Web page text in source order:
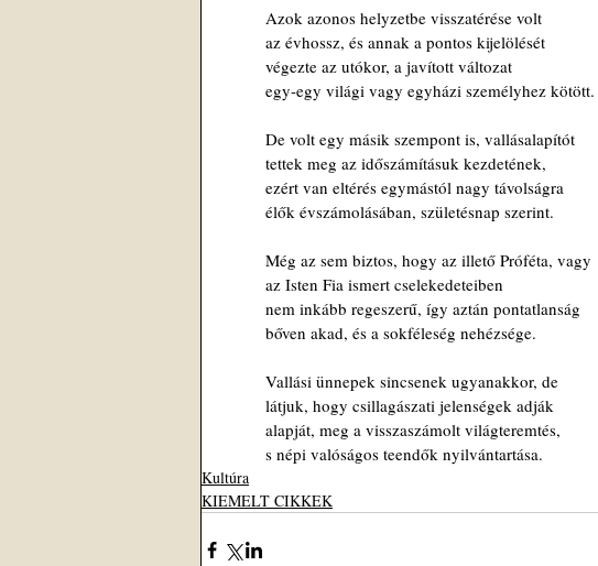
Azok azonos helyzetbe visszatérése volt
az évhossz, és annak a pontos kijelölését
végezte az utókor, a javított változat
egy-egy világi vagy egyházi személyhez kötött.
De volt egy másik szempont is, vallásalapítót
tettek meg az időszámításuk kezdetének,
ezért van eltérés egymástól nagy távolságra
élők évszámolásában, születésnap szerint.
Még az sem biztos, hogy az illető Próféta, vagy
az Isten Fia ismert cselekedeteiben
nem inkább regeszerű, így aztán pontatlanság
bőven akad, és a sokféleség nehézsége.
Vallási ünnepek sincsenek ugyanakkor, de
látjuk, hogy csillagászati jelenségek adják
alapját, meg a visszaszámolt világteremtés,
s népi valóságos teendők nyilvántartása.
Kultúra
KIEMELT CIKKEK